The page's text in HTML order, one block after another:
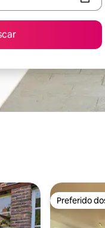
hóspedes Preferido
Preferido